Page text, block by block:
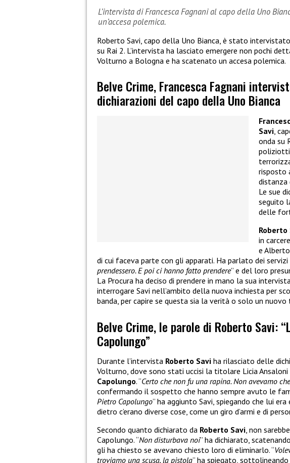
L’intervista di Francesca Fagnani al capo della Uno
un’accesa polemica.
Roberto Savi, capo della Uno Bianca, è stato
su Rai 2. L’intervista ha lasciato emergere non pochi
Volturno a Bologna e ha scatenato un accesa polemica.
Belve Crime, Francesca Fagnani
dichiarazioni del capo della Uno Bianca
Savi,
onda su
poliziotti
risposto
distanza
Le sue
seguito
delle
Roberto
in
e
di cui faceva parte con gli apparati. Ha parlato dei servizi
prendessero. E poi ci hanno fatto prendere” e del loro
La Procura ha deciso di prendere in mano la sua
interrogare Savi nell’ambito della nuova inchiesta per
banda, per capire se questa sia la verità o solo un
Belve Crime, le parole di Roberto Savi:
Capolungo”
Durante l’intervista Roberto Savi ha rilasciato delle
Volturno, dove sono stati uccisi la titolare Licia Ansaloni
Capolungo. “Certo che non fu una rapina. Non avevamo
confermando il sospetto che hanno sempre avuto le
Pietro Capolungo” ha aggiunto Savi, spiegando che lui
dietro c’erano diverse cose, come un giro d’armi e di
Secondo quanto dichiarato da Roberto Savi, non
Capolungo. “Non disturbava noi” ha dichiarato,
gli ha chiesto se avevano chiesto loro di eliminarlo. “
troviamo una scusa, la pistola” ha spiegato,